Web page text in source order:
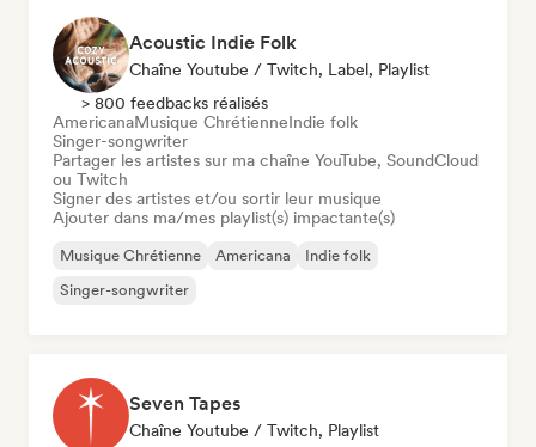
Acoustic Indie Folk
Chaîne Youtube / Twitch, Label, Playlist
> 800 feedbacks réalisés
AmericanaMusique ChrétienneIndie folk
Singer-songwriter
Partager les artistes sur ma chaîne YouTube, SoundCloud
ou Twitch
Signer des artistes et/ou sortir leur musique
Ajouter dans ma/mes playlist(s) impactante(s)
Musique Chrétienne Americana
Indie folk
Singer-songwriter
Seven Tapes
Chaîne Youtube / Twitch, Playlist